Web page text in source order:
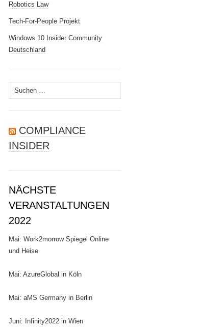
Robotics Law
Tech-For-People Projekt
Windows 10 Insider Community
Deutschland
Suchen
nach:
COMPLIANCE
INSIDER
NÄCHSTE
VERANSTALTUNGEN
2022
Mai: Work2morrow Spiegel Online
und Heise
Mai: AzureGlobal in Köln
Mai: aMS Germany in Berlin
Juni: Infinity2022 in Wien